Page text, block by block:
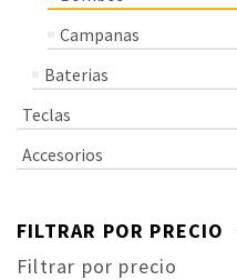
Campanas
Baterias
Teclas
Accesorios
FILTRAR POR PRECIO
Filtrar por precio